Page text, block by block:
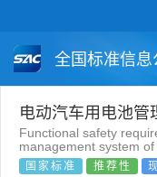
全国标准信
国家标准
团体标准
电动汽车用电池管
Functional safety
management system
国家标准 推荐性